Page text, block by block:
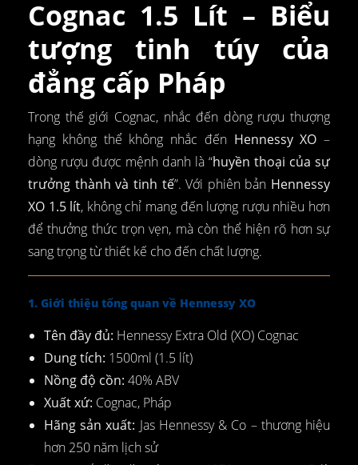
Cognac 1.5 Lít – Biểu
tượng tinh túy của
đẳng cấp Pháp
Trong thế giới Cognac, nhắc đến dòng rượu thượng
hạng không thể không nhắc đến Hennessy XO –
dòng rượu được mệnh danh là “huyền thoại của sự
trưởng thành và tinh tế”. Với phiên bản Hennessy
XO 1.5 lít, không chỉ mang đến lượng rượu nhiều hơn
để thưởng thức trọn vẹn, mà còn thể hiện rõ hơn sự
sang trọng từ thiết kế cho đến chất lượng.
1. Giới thiệu tổng quan về Hennessy XO
Tên đầy đủ: Hennessy Extra Old (XO) Cognac
Dung tích: 1500ml (1.5 lít)
Nồng độ cồn: 40% ABV
Xuất xứ: Cognac, Pháp
Hãng sản xuất: Jas Hennessy & Co – thương hiệu
hơn 250 năm lịch sử